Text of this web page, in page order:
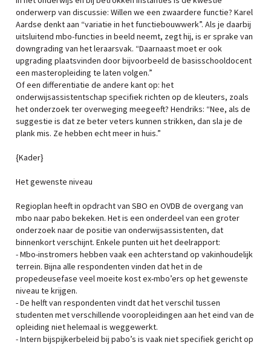
onderwerp van discussie: Willen we een zwaardere functie? Karel
Aardse denkt aan “variatie in het functiebouwwerk”. Als je daarbij
uitsluitend mbo-functies in beeld neemt, zegt hij, is er sprake van
downgrading van het leraarsvak. “Daarnaast moet er ook
upgrading plaatsvinden door bijvoorbeeld de basisschooldocent
een masteropleiding te laten volgen.”
Of een differentiatie de andere kant op: het
onderwijsassistentschap specifiek richten op de kleuters, zoals
het onderzoek ter overweging meegeeft? Hendriks: “Nee, als de
suggestie is dat ze beter veters kunnen strikken, dan sla je de
plank mis. Ze hebben echt meer in huis.”
{Kader}
Het gewenste niveau
Regioplan heeft in opdracht van SBO en OVDB de overgang van
mbo naar pabo bekeken. Het is een onderdeel van een groter
onderzoek naar de positie van onderwijsassistenten, dat
binnenkort verschijnt. Enkele punten uit het deelrapport:
- Mbo-instromers hebben vaak een achterstand op vakinhoudelijk
terrein. Bijna alle respondenten vinden dat het in de
propedeusefase veel moeite kost ex-mbo’ers op het gewenste
niveau te krijgen.
- De helft van respondenten vindt dat het verschil tussen
studenten met verschillende vooropleidingen aan het eind van de
opleiding niet helemaal is weggewerkt.
- Intern bijspijkerbeleid bij pabo’s is vaak niet specifiek gericht op